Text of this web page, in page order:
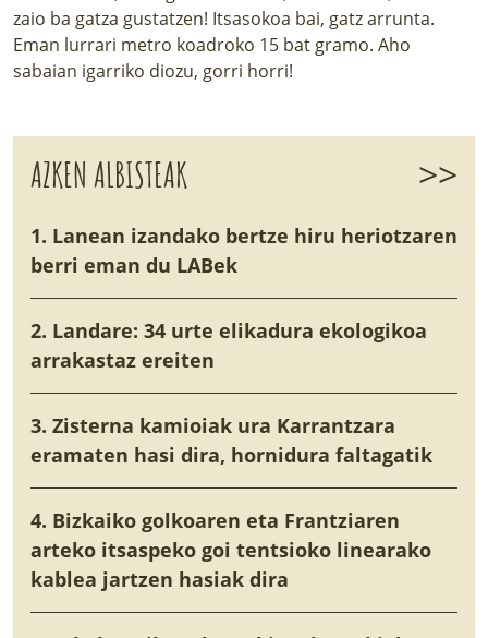
zaio ba gatza gustatzen! Itsasokoa bai, gatz arrunta.
Eman lurrari metro koadroko 15 bat gramo. Aho
sabaian igarriko diozu, gorri horri!
AZKEN ALBISTEAK >>
1. Lanean izandako bertze hiru heriotzaren
berri eman du LABek
2. Landare: 34 urte elikadura ekologikoa
arrakastaz ereiten
3. Zisterna kamioiak ura Karrantzara
eramaten hasi dira, hornidura faltagatik
4. Bizkaiko golkoaren eta Frantziaren
arteko itsaspeko goi tentsioko linearako
kablea jartzen hasiak dira